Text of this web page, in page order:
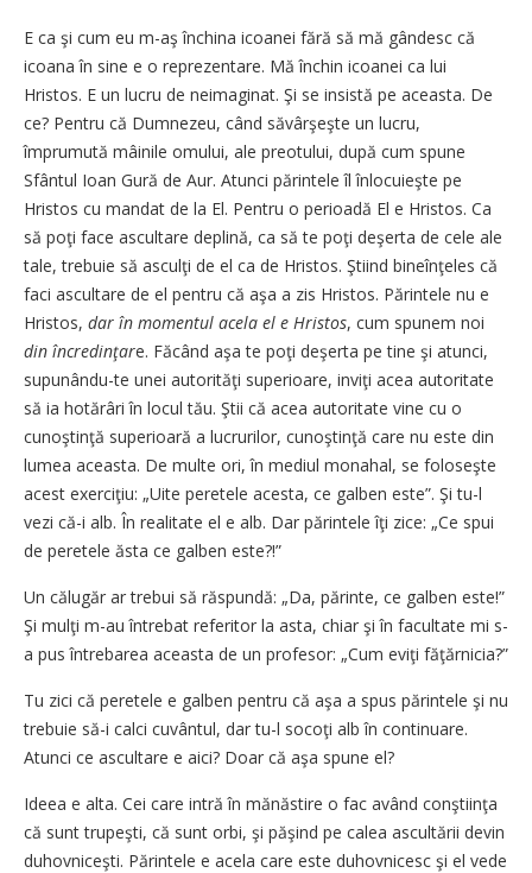
E ca şi cum eu m-aş închina icoanei fără să mă gândesc că
icoana în sine e o reprezentare. Mă închin icoanei ca lui
Hristos. E un lucru de neimaginat. Şi se insistă pe aceasta. De
ce? Pentru că Dumnezeu, când săvârşeşte un lucru,
împrumută mâinile omului, ale preotului, după cum spune
Sfântul Ioan Gură de Aur. Atunci părintele îl înlocuieşte pe
Hristos cu mandat de la El. Pentru o perioadă El e Hristos. Ca
să poţi face ascultare deplină, ca să te poţi deşerta de cele ale
tale, trebuie să asculţi de el ca de Hristos. Ştiind bineînţeles că
faci ascultare de el pentru că aşa a zis Hristos. Părintele nu e
Hristos, dar în momentul acela el e Hristos, cum spunem noi
din încredinţare. Făcând aşa te poţi deşerta pe tine şi atunci,
supunându-te unei autorităţi superioare, inviţi acea autoritate
să ia hotărâri în locul tău. Ştii că acea autoritate vine cu o
cunoştinţă superioară a lucrurilor, cunoştinţă care nu este din
lumea aceasta. De multe ori, în mediul monahal, se foloseşte
acest exerciţiu: „Uite peretele acesta, ce galben este”. Şi tu-l
vezi că-i alb. În realitate el e alb. Dar părintele îţi zice: „Ce spui
de peretele ăsta ce galben este?!”
Un călugăr ar trebui să răspundă: „Da, părinte, ce galben este!”
Şi mulţi m-au întrebat referitor la asta, chiar şi în facultate mi s-
a pus întrebarea aceasta de un profesor: „Cum eviţi făţărnicia?”
Tu zici că peretele e galben pentru că aşa a spus părintele şi nu
trebuie să-i calci cuvântul, dar tu-l socoţi alb în continuare.
Atunci ce ascultare e aici? Doar că aşa spune el?
Ideea e alta. Cei care intră în mănăstire o fac având conştiinţa
că sunt trupeşti, că sunt orbi, şi păşind pe calea ascultării devin
duhovniceşti. Părintele e acela care este duhovnicesc şi el vede